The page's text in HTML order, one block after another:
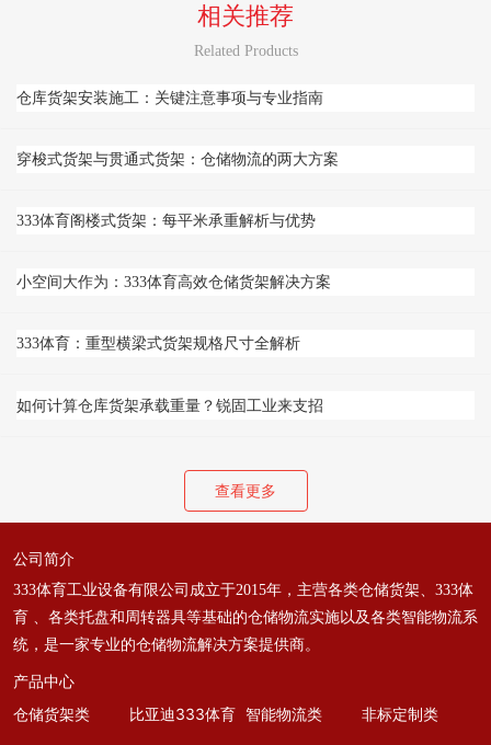
相关推荐
Related Products
仓库货架安装施工：关键注意事项与专业指南
穿梭式货架与贯通式货架：仓储物流的两大方案
333体育阁楼式货架：每平米承重解析与优势
小空间大作为：333体育高效仓储货架解决方案
333体育：重型横梁式货架规格尺寸全解析
如何计算仓库货架承载重量？锐固工业来支招
查看更多
公司简介
333体育工业设备有限公司成立于2015年，主营各类仓储货架、333体
育 、各类托盘和周转器具等基础的仓储物流实施以及各类智能物流系
统，是一家专业的仓储物流解决方案提供商。
产品中心
仓储货架类 比亚迪333体育 智能物流类 非标定制类